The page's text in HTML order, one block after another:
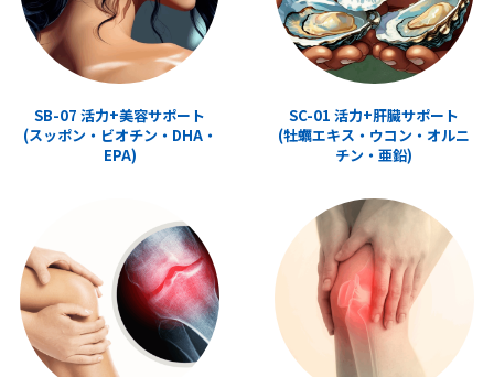
SB-07 活力+美容サポート
(スッポン・ビオチン・DHA・
EPA)
SC-01 活力+肝臓サポート
(牡蠣エキス・ウコン・オルニ
チン・亜鉛)